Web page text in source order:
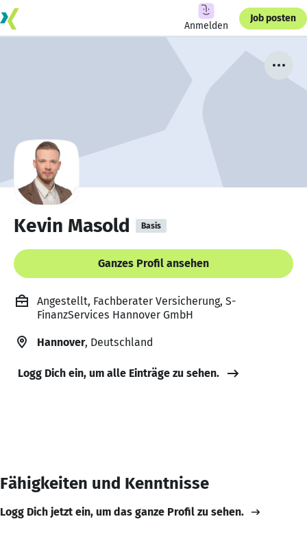
Anmelden
Job posten
Kevin Masold Basis
Ganzes Profil ansehen
Angestellt, Fachberater Versicherung, S-
FinanzServices Hannover GmbH
Hannover, Deutschland
Logg Dich ein, um alle Einträge zu sehen.
Fähigkeiten und Kenntnisse
Logg Dich jetzt ein, um das ganze Profil zu sehen.